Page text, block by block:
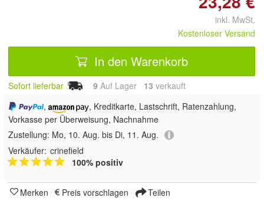
inkl. MwSt.
Kostenloser Versand
In den Warenkorb
Sofort lieferbar 9 Auf Lager 13 verkauft
,
, Kreditkarte, Lastschrift, Ratenzahlung,
Vorkasse per Überweisung, Nachnahme
Zustellung: Mo, 10. Aug. bis Di, 11. Aug.
Verkäufer: crinefield
100% positiv
Merken Preis vorschlagen Teilen